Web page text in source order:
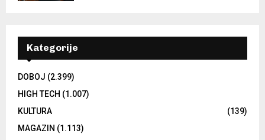
Kategorije
DOBOJ (2.399)
HIGH TECH (1.007)
KULTURA
(139)
MAGAZIN (1.113)